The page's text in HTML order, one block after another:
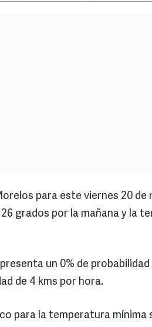
para este viernes 20 de
grados por la mañana y la
un 0% de
de 4 kms por hora.
para la temperatura mínima